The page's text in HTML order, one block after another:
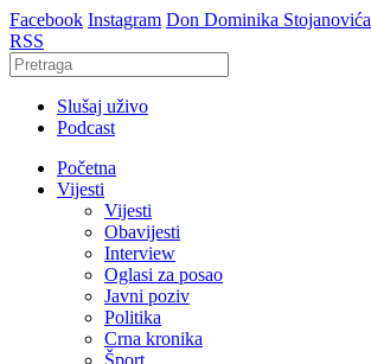
Facebook Instagram Don Dominika
RSS
Slušaj uživo
Podcast
Početna
Vijesti
Vijesti
Obavijesti
Interview
Oglasi za posao
Javni poziv
Politika
Crna kronika
Šport